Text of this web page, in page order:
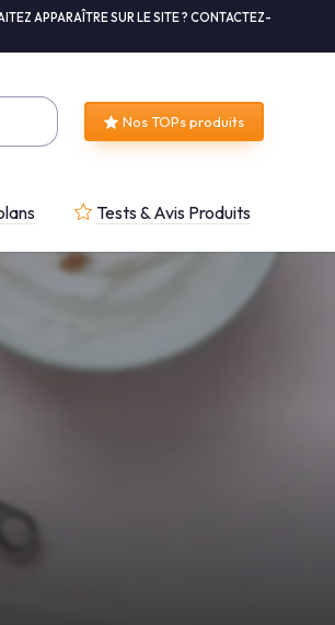
APPARAÎTRE SUR LE SITE ? CONTACTEZ-
Nos TOPs produits
Tests & Avis Produits